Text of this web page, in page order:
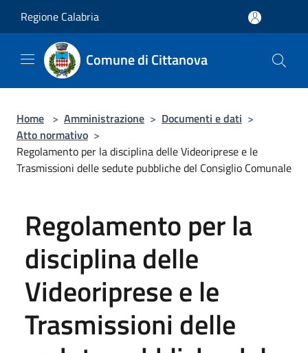
Regione Calabria
Comune di Cittanova
Home > Amministrazione > Documenti e dati >
Atto normativo >
Regolamento per la disciplina delle Videoriprese e le
Trasmissioni delle sedute pubbliche del Consiglio Comunale
Regolamento per la
disciplina delle
Videoriprese e le
Trasmissioni delle